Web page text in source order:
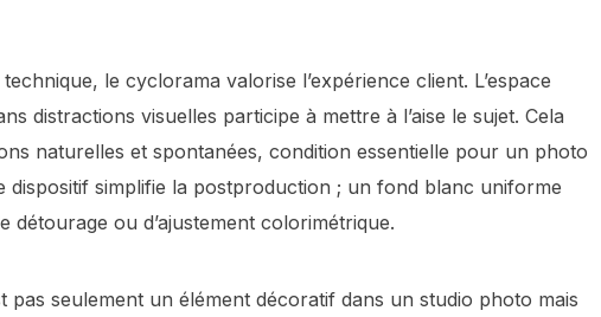
le cyclorama valorise l’expérience client. L’espace
distractions visuelles participe à mettre à l’aise le sujet. Cela
naturelles et spontanées, condition essentielle pour un photo
dispositif simplifie la postproduction ; un fond blanc uniforme
détourage ou d’ajustement colorimétrique.
pas seulement un élément décoratif dans un studio photo mais